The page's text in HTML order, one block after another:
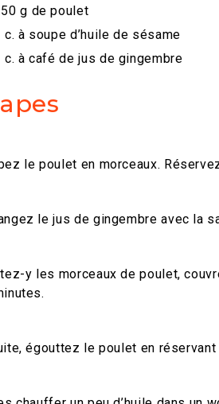
g de poulet
c. à soupe d’huile de sésame
c. à café de jus de gingembre
le poulet en morceaux.
le jus de gingembre avec la
y les morceaux de poulet,
égouttez le poulet en réservant